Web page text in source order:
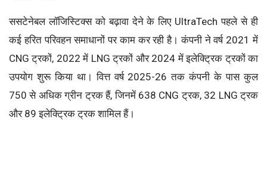
ससटेनेबल लॉजिस्टिक्स को बढ़ावा देने के लिए UltraTech पहले से ही
कई हरित परिवहन समाधानों पर काम कर रही है। कंपनी ने वर्ष 2021 में
CNG ट्रकों, 2022 में LNG ट्रकों और 2024 में इलेक्ट्रिक ट्रकों का
उपयोग शुरू किया था। वित्त वर्ष 2025-26 तक कंपनी के पास कुल
750 से अधिक ग्रीन ट्रक हैं, जिनमें 638 CNG ट्रक, 32 LNG ट्रक
और 89 इलेक्ट्रिक ट्रक शामिल हैं।